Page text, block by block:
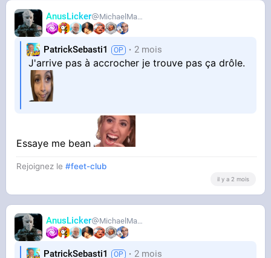
AnusLicker MichaelMann
PatrickSebasti1 2 mois
J'arrive pas à accrocher je trouve pas ça drôle.
Essaye me bean
Rejoignez le#feet-club
il y a 2 mois
AnusLicker MichaelMann
PatrickSebasti1 2 mois